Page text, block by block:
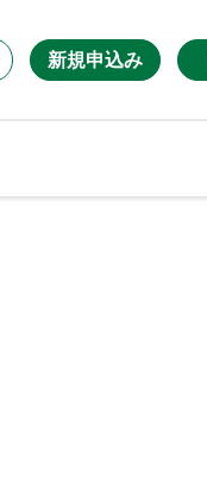
新規申込み